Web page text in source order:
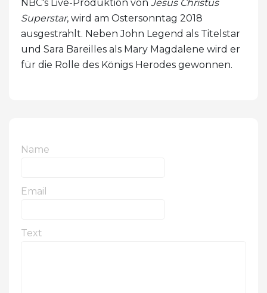
NBC's Live-Produktion von Jesus Christus
Superstar, wird am Ostersonntag 2018
ausgestrahlt. Neben John Legend als Titelstar
und Sara Bareilles als Mary Magdalene wird er
für die Rolle des Königs Herodes gewonnen.
Name
Email
Text